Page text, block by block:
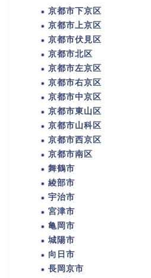
京都市下京区
京都市上京区
京都市伏見区
京都市北区
京都市左京区
京都市右京区
京都市中京区
京都市東山区
京都市山科区
京都市西京区
京都市南区
舞鶴市
綾部市
宇治市
宮津市
亀岡市
城陽市
向日市
長岡京市